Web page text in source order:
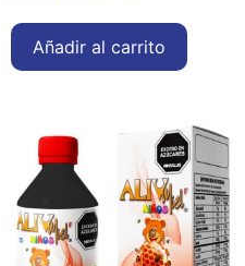
Añadir al carrito